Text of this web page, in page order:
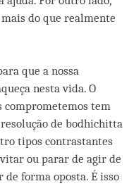
do que realmente
que a nossa
nesta vida. O
tem
de bodhichitta
tipos contrastantes
ou parar de agir de
de forma oposta. É isso